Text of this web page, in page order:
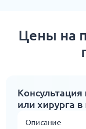
Цены на
Консультация
или хирурга
Описание